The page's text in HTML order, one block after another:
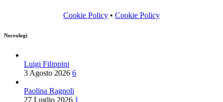
Cookie Policy • Cookie Policy
Necrologi
Luigi Filippini
3 Agosto 2026 6
Paolina Ragnoli
27 Luglio 2026 1